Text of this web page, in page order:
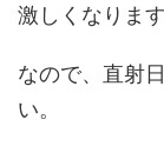
激しくなります
なので、直射
い。